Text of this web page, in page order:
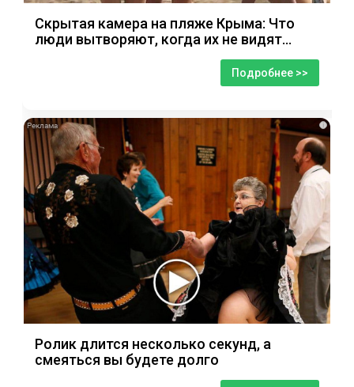
Скрытая камера на пляже Крыма: Что
люди вытворяют, когда их не видят...
Подробнее >>
i
Ролик длится несколько секунд, а
смеяться вы будете долго